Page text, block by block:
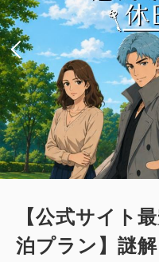
【公式サイト
泊プラン】謎